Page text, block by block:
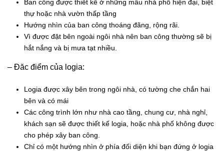
Ban công được thiết kế ở những mẫu nhà phố hiện đại, biệt
thự hoặc nhà vườn thấp tầng
Hướng nhìn của ban công thoáng đãng, rộng rãi.
Vì được đặt bên ngoài ngôi nhà nên ban công thường sẽ bị
hắt nắng và bị mưa tạt nhiều.
– Đăc điểm của logia:
Logia được xây bên trong ngôi nhà, có tường che chắn hai
bên và có mái
Các công trình lớn như nhà cao tầng, chung cư, nhà nghỉ,
khách sạn sẽ được thiết kế logia, hoặc nhà phố không được
cho phép xây ban công.
Chỉ có một hướng nhìn ở phía đối diện khi bạn đứng ở logia